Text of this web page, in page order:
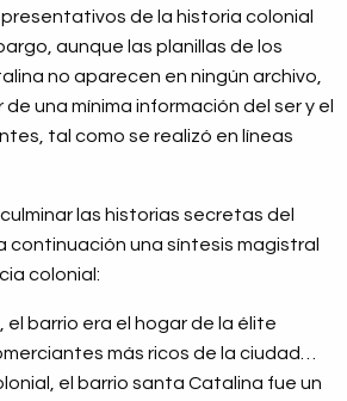
de la historia colonial
aunque las planillas de los
no aparecen en ningún archivo,
una mínima información del ser y el
tal como se realizó en líneas
las historias secretas del
continuación una síntesis magistral
colonial:
el barrio era el hogar de la élite
más ricos de la ciudad…
el barrio santa Catalina fue un